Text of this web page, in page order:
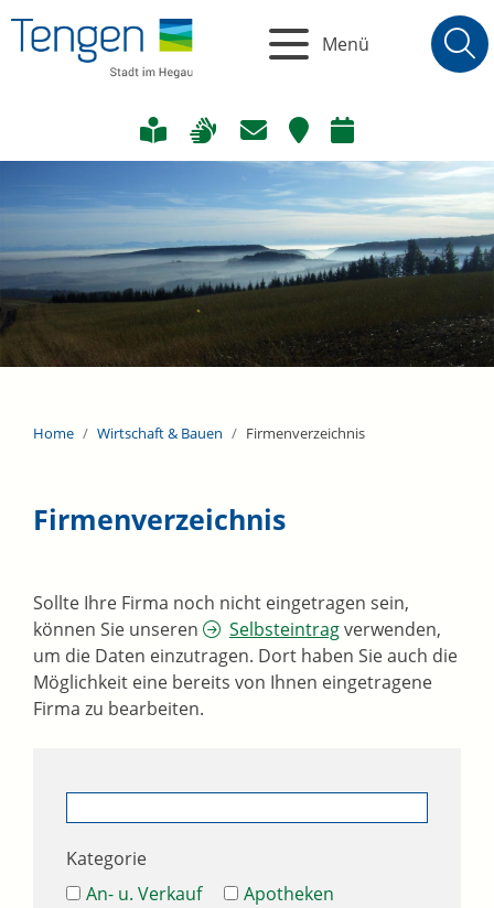
Menü
Home Wirtschaft & Bauen Firmenverzeichnis
Firmenverzeichnis
Sollte Ihre Firma noch nicht eingetragen sein,
können Sie unseren
Selbsteintragverwenden,
um die Daten einzutragen. Dort haben Sie auch die
Möglichkeit eine bereits von Ihnen eingetragene
Firma zu bearbeiten.
Kategorie
An- u. Verkauf
Apotheken